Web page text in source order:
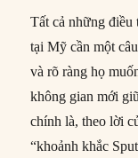
Tất cả những
tại Mỹ cần một
và rõ ràng họ
không gian mới
chính là, theo lời
“khoảnh khắc